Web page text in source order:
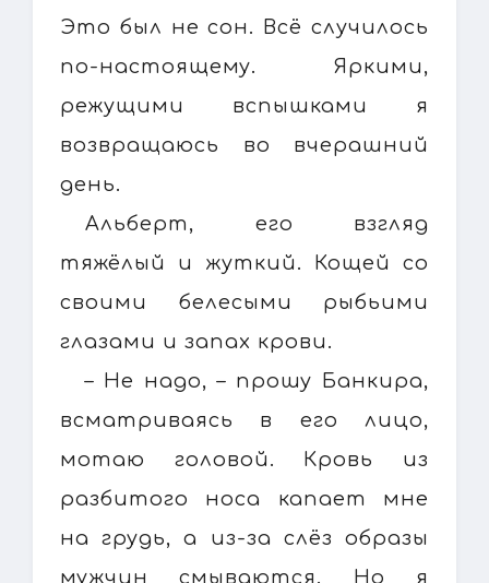
Это был не сон. Всё случилось
по-настоящему. Яркими,
режущими вспышками я
возвращаюсь во вчерашний
день.
Альберт, его взгляд
тяжёлый и жуткий. Кощей со
своими белесыми рыбьими
глазами и запах крови.
– Не надо, – прошу Банкира,
всматриваясь в его лицо,
мотаю головой. Кровь из
разбитого носа капает мне
на грудь, а из-за слёз образы
мужчин смываются. Но я